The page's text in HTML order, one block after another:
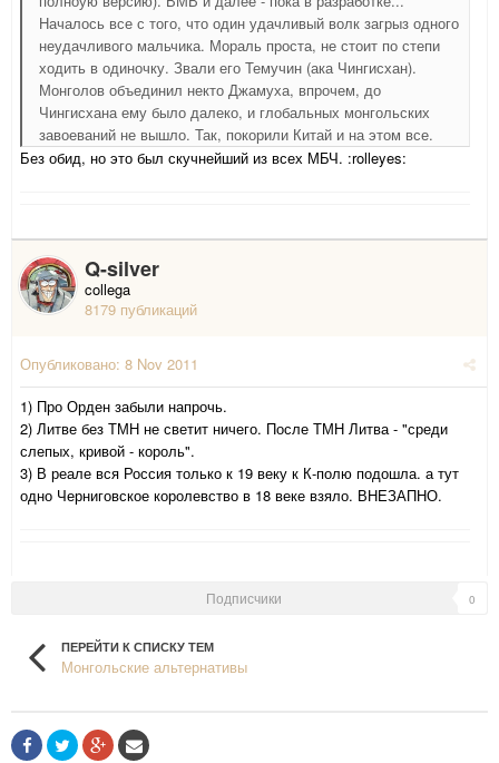
Началось все с того, что один удачливый волк загрыз одного
неудачливого мальчика. Мораль проста, не стоит по степи
ходить в одиночку. Звали его Темучин (ака Чингисхан).
Монголов объединил некто Джамуха, впрочем, до
Чингисхана ему было далеко, и глобальных монгольских
завоеваний не вышло. Так, покорили Китай и на этом все.
Без обид, но это был скучнейший из всех МБЧ. :rolleyes:
Q-silver
collega
8179 публикаций
Опубликовано: 8 Nov 2011
1) Про Орден забыли напрочь.
2) Литве без ТМН не светит ничего. После ТМН Литва - "среди
слепых, кривой - король".
3) В реале вся Россия только к 19 веку к К-полю подошла. а тут
одно Черниговское королевство в 18 веке взяло. ВНЕЗАПНО.
Подписчики 0
ПЕРЕЙТИ К СПИСКУ ТЕМ
Монгольские альтернативы